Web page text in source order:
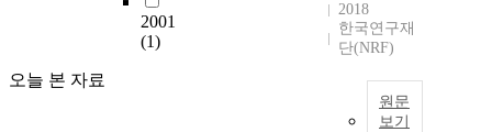
2001
(1)
오늘 본 자료
2018
한국연구재
단(NRF)
원문
보기